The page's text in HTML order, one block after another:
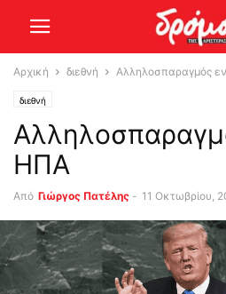
Αρχική διεθνή Αλληλοσπαραγμός
διεθνή
ΗΠΑ
Από Γιώργος Πατέλης - 11 Οκτωβρίου,